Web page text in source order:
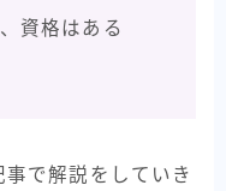
資格はある
で解説をしていき